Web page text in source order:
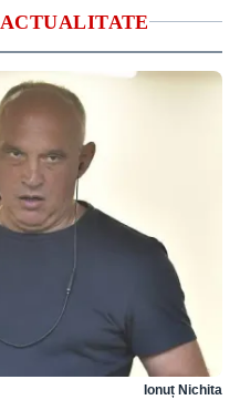
ACTUALITATE
Ionuț Nichita